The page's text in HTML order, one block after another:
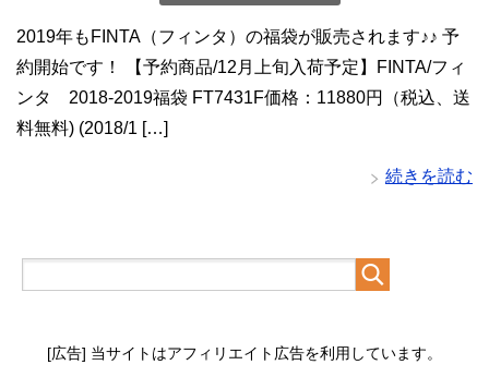
2019年もFINTA（フィンタ）の福袋が販売されます♪♪ 予
約開始です！ 【予約商品/12月上旬入荷予定】FINTA/フィ
ンタ 2018-2019福袋 FT7431F価格：11880円（税込、送
料無料) (2018/1 […]
続きを読む
[広告] 当サイトはアフィリエイト広告を利用しています。